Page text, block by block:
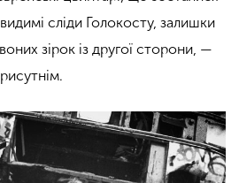
видимі сліди Голокосту, залишки
зірок із другої сторони, —